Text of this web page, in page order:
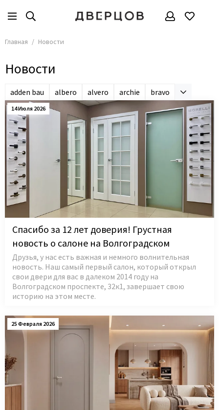
Главная Новости
Новости
adden bau albero alvero archie bravo
14 Июля 2026
Спасибо за 12 лет доверия! Грустная
новость о салоне на Волгоградском
Друзья, у нас есть важная и немного волнительная
новость. Наш самый первый салон, который открыл
свои двери для вас в далеком 2014 году на
Волгоградском проспекте, 32к1, завершает свою
историю на этом месте.
25 Февраля 2026